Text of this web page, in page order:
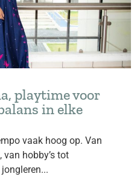
playtime voor
in elke
vaak hoog op. Van
hobby’s tot